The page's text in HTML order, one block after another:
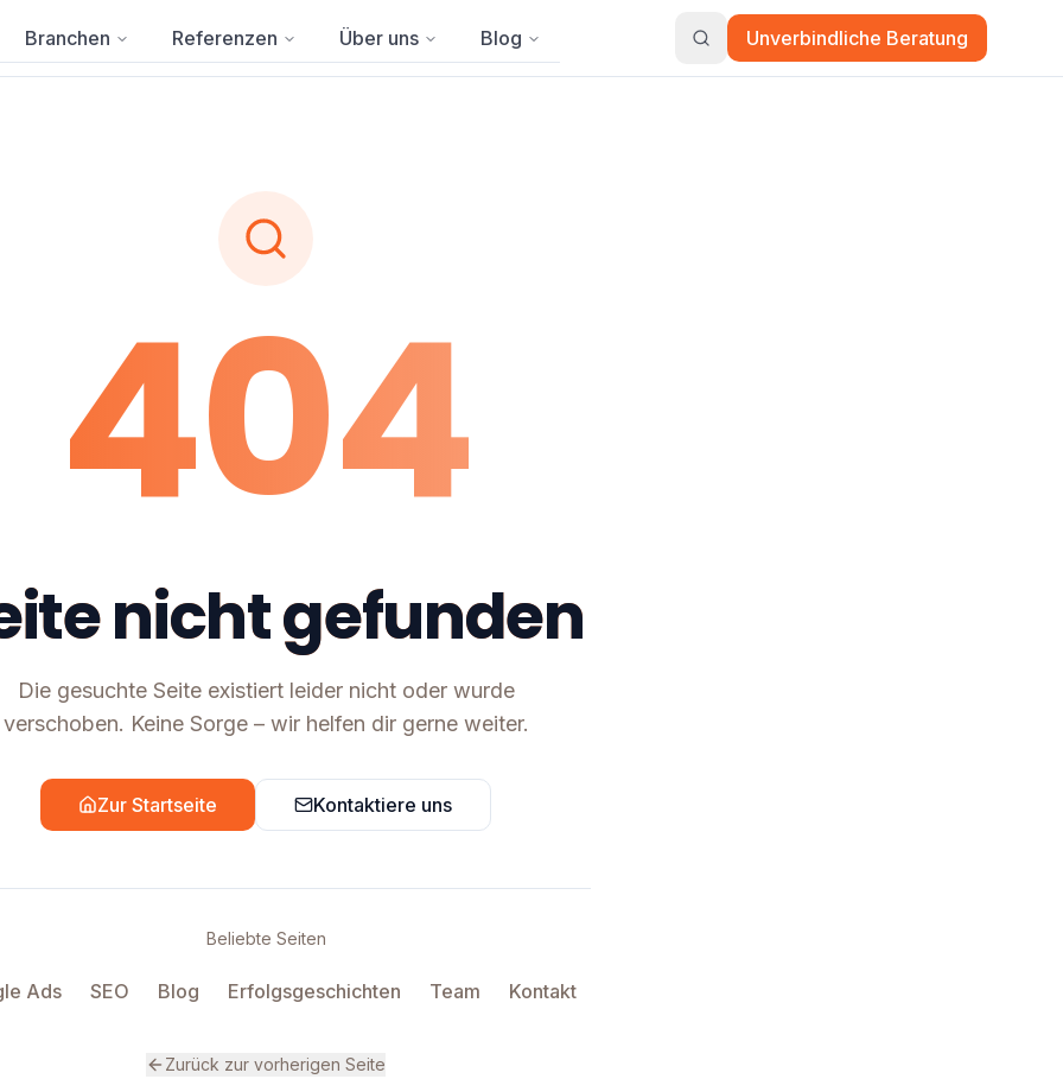
Branchen Referenzen Über uns Blog Unverbindliche Beratung
404
nicht gefunden
Die gesuchte Seite existiert leider nicht oder wurde
verschoben. Keine Sorge – wir helfen dir gerne weiter.
Zur Startseite Kontaktiere uns
Beliebte Seiten
Ads SEO Blog Erfolgsgeschichten Team Kontakt
Zurück zur vorherigen Seite